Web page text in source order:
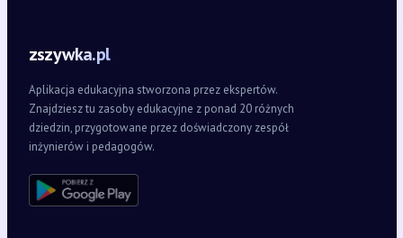
zszywka.pl
Aplikacja edukacyjna stworzona przez ekspertów.
Znajdziesz tu zasoby edukacyjne z ponad 20 różnych
dziedzin, przygotowane przez doświadczony zespół
inżynierów i pedagogów.